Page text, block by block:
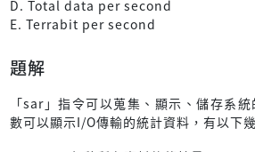
D. Total data per second
E. Terrabit per second
題解
「sar」指令可以蒐集、顯示、儲存系
數可以顯示I/O傳輸的統計資料，有以下